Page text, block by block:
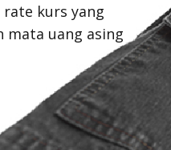
rate kurs yang
uang asing